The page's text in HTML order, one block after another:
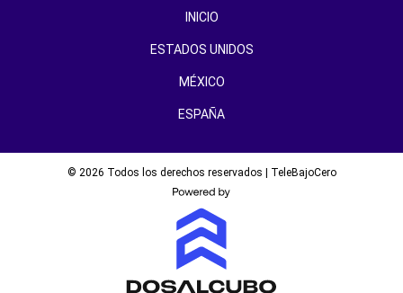
INICIO
ESTADOS UNIDOS
MÉXICO
ESPAÑA
© 2026 Todos los derechos reservados | TeleBajoCero